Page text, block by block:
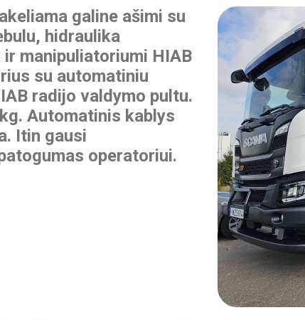
galine ašimi su
hidraulika
manipuliatoriumi HIAB
su automatiniu
radijo valdymo pultu.
Automatinis kablys
Itin gausi
operatoriui.